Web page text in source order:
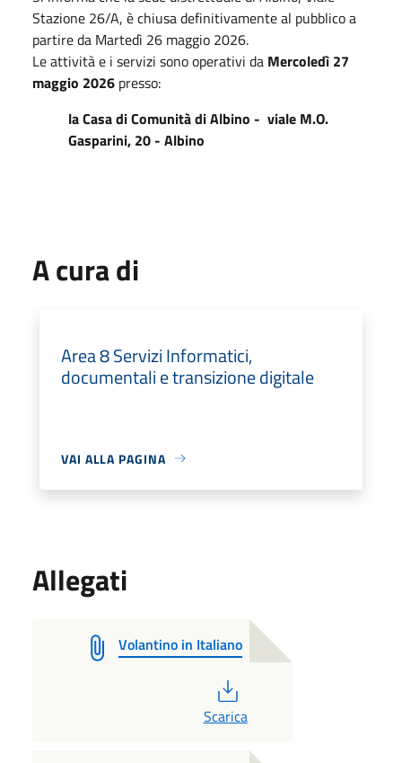
Stazione 26/A, è chiusa definitivamente al pubblico a
partire da Martedì 26 maggio 2026.
Le attività e i servizi sono operativi da Mercoledì 27
maggio 2026 presso:
la Casa di Comunità di Albino - viale M.O.
Gasparini, 20 - Albino
A cura di
Area 8 Servizi Informatici,
documentali e transizione digitale
VAI ALLA PAGINA
Allegati
Volantino in Italiano
Scarica